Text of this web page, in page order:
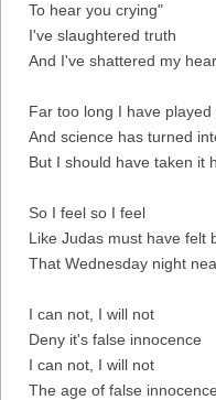
To hear you crying"
I've slaughtered truth
And I've shattered my
Far too long I have played
And science has turned
But I should have taken it
So I feel so I feel
Like Judas must have felt
That Wednesday night
I can not, I will not
Deny it's false innocence
I can not, I will not
The age of false innocence